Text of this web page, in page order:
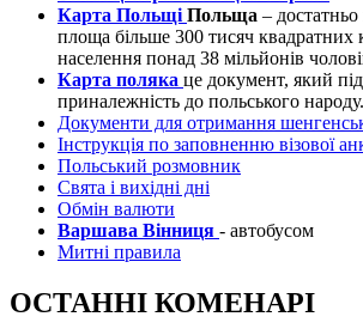
Карта Польщі Польща –
площа більше 300 тисяч квадратних
населення понад 38 мільйонів
Карта поляка це документ, який
приналежність до польського народу.
Документи для отримання
Інструкція по заповненню візової
Польський розмовник
Свята і вихідні дні
Обмін валюти
Варшава Вінниця - автобусом
Митні правила
ОСТАННІ КОМЕНАРІ